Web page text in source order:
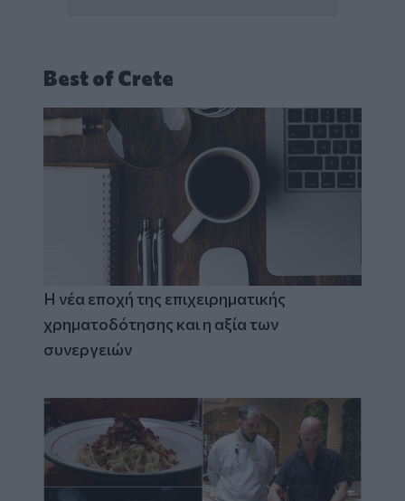
Best of Crete
Η νέα εποχή της επιχειρηματικής
χρηματοδότησης και η αξία των
συνεργειών